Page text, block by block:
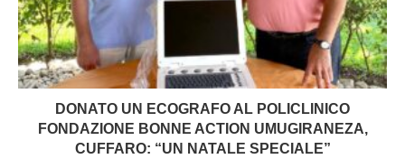
DONATO UN ECOGRAFO AL POLICLINICO
FONDAZIONE BONNE ACTION UMUGIRANEZA,
CUFFARO: “UN NATALE SPECIALE”